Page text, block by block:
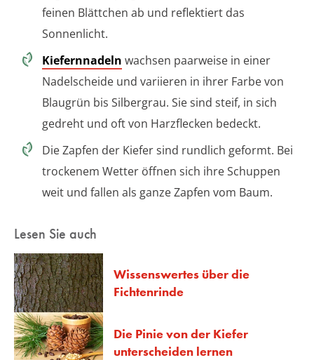
feinen Blättchen ab und reflektiert das
Sonnenlicht.
Kiefernnadeln wachsen paarweise in einer
Nadelscheide und variieren in ihrer Farbe von
Blaugrün bis Silbergrau. Sie sind steif, in sich
gedreht und oft von Harzflecken bedeckt.
Die Zapfen der Kiefer sind rundlich geformt. Bei
trockenem Wetter öffnen sich ihre Schuppen
weit und fallen als ganze Zapfen vom Baum.
Lesen Sie auch
Wissenswertes über die
Fichtenrinde
Die Pinie von der Kiefer
unterscheiden lernen